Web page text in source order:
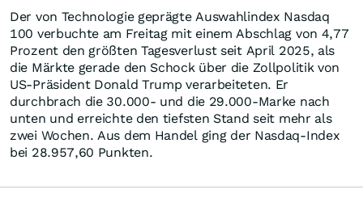
Der von Technologie geprägte Auswahlindex Nasdaq
100 verbuchte am Freitag mit einem Abschlag von 4,77
Prozent den größten Tagesverlust seit April 2025, als
die Märkte gerade den Schock über die Zollpolitik von
US-Präsident Donald Trump verarbeiteten. Er
durchbrach die 30.000- und die 29.000-Marke nach
unten und erreichte den tiefsten Stand seit mehr als
zwei Wochen. Aus dem Handel ging der Nasdaq-Index
bei 28.957,60 Punkten.